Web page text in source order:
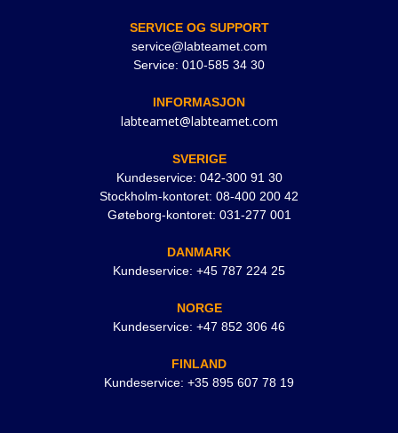
SERVICE OG SUPPORT
service@labteamet.com
Service: 010-585 34 30
INFORMASJON
labteamet@labteamet.com
SVERIGE
Kundeservice: 042-300 91 30
Stockholm-kontoret: 08-400 200 42
Gøteborg-kontoret: 031-277 001
DANMARK
Kundeservice: +45 787 224 25
NORGE
Kundeservice: +47 852 306 46
FINLAND
Kundeservice: +35 895 607 78 19